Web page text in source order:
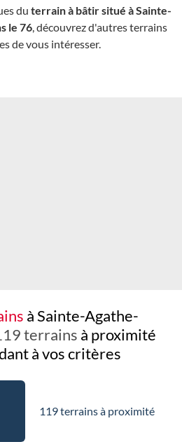
du terrain à bâtir situé à Sainte-
le 76, découvrez d'autres terrains
de vous intéresser.
à Sainte-Agathe-
terrains à proximité
à vos critères
119 terrains à proximité